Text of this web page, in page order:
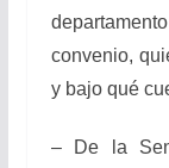
convenio,
y bajo qué
– De la